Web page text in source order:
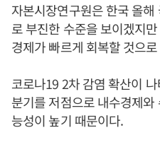
자본시장연구원은 한국 올
로 부진한 수준을 보이겠지
경제가 빠르게 회복할 것으
코로나19 2차 감염 확산이
분기를 저점으로 내수경제
능성이 높기 때문이다.